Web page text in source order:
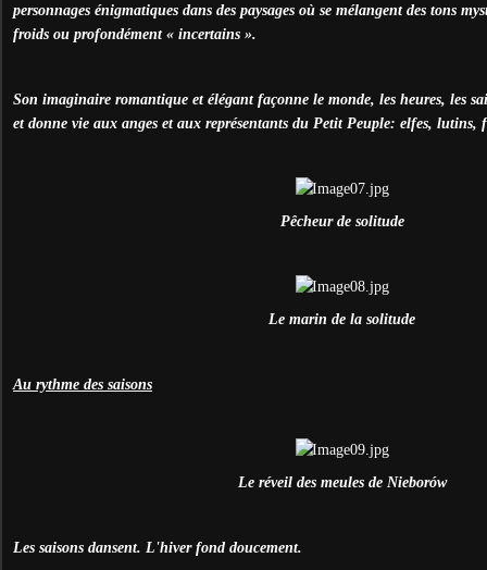
personnages énigmatiques dans des paysages où se mélangent des tons
froids ou profondément « incertains ».
Son imaginaire romantique et élégant façonne le monde, les heures, les
et donne vie aux anges et aux représentants du Petit Peuple: elfes, lutins,
Pêcheur de solitude
Le marin de la solitude
Au rythme des saisons
Le réveil des meules de Nieborów
Les saisons dansent. L'hiver fond doucement.